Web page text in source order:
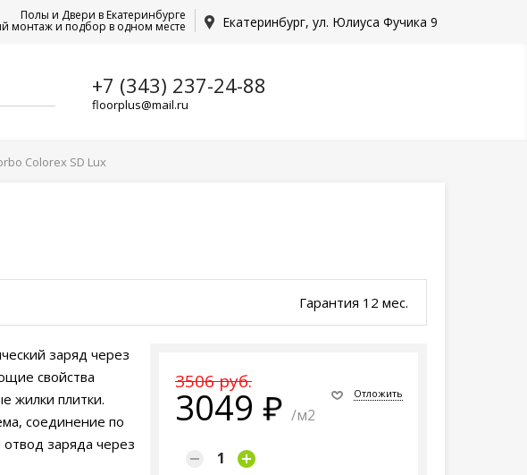
Екатеринбург, ул. Юлиуса Фучика 9
Полы и Двери в Екатеринбурге
монтаж и подбор в одном месте
+7 (343) 237-24-88
floorplus@mail.ru
Colorex SD Lux
Гарантия 12 мес.
3506 руб.
3049 /м2
Отложить
заряд через
свойства
жилки плитки.
соединение по
заряда через